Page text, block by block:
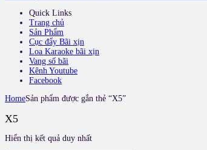
Quick Links
Trang chủ
Sản Phẩm
Cục đẩy Bãi xịn
Loa Karaoke bãi xịn
Vang số bãi
Kênh Youtube
Facebook
HomeSản phẩm được gắn thẻ “X5”
X5
Hiển thị kết quả duy nhất